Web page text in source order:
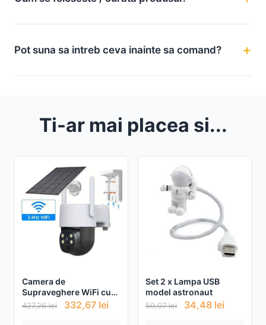
Pot suna sa intreb ceva inainte sa comand?
Ti-ar mai placea si...
Camera de
Supraveghere WiFi cu
panou Solar, 4MP +
Card de memorie 32gb
427,26lei 332,67 lei
Set 2 x Lampa USB
model astronaut
50,07lei 34,48 lei